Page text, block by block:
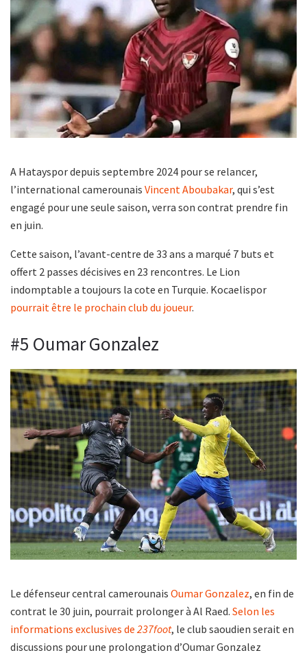
A Hatayspor depuis septembre 2024 pour se relancer,
l’international camerounais Vincent Aboubakar, qui s’est
engagé pour une seule saison, verra son contrat prendre fin
en juin.
Cette saison, l’avant-centre de 33 ans a marqué 7 buts et
offert 2 passes décisives en 23 rencontres. Le Lion
indomptable a toujours la cote en Turquie. Kocaelispor
pourrait être le prochain club du joueur.
#5 Oumar Gonzalez
Le défenseur central camerounais Oumar Gonzalez, en fin de
contrat le 30 juin, pourrait prolonger à Al Raed. Selon les
informations exclusives de 237foot, le club saoudien serait en
discussions pour une prolongation d’Oumar Gonzalez